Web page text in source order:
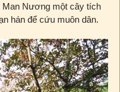
Man Nương một cây tích
hán để cứu muôn dân.